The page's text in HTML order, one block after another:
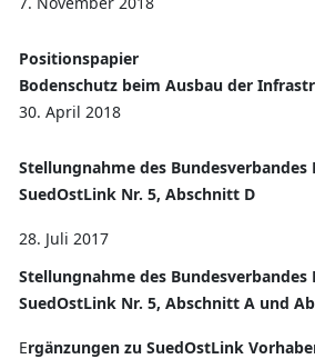
Positionspapier
Bodenschutz beim Ausbau der
30. April 2018
Stellungnahme des Bundesverbandes
SuedOstLink Nr. 5, Abschnitt D
28. Juli 2017
Stellungnahme des Bundesverbandes
SuedOstLink Nr. 5, Abschnitt A und
Ergänzungen zu SuedOstLink